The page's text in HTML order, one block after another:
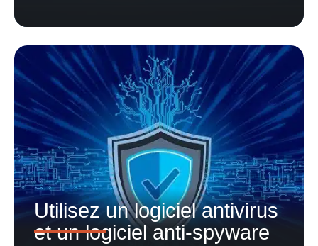
Utilisez un logiciel antivirus
et un logiciel anti-spyware